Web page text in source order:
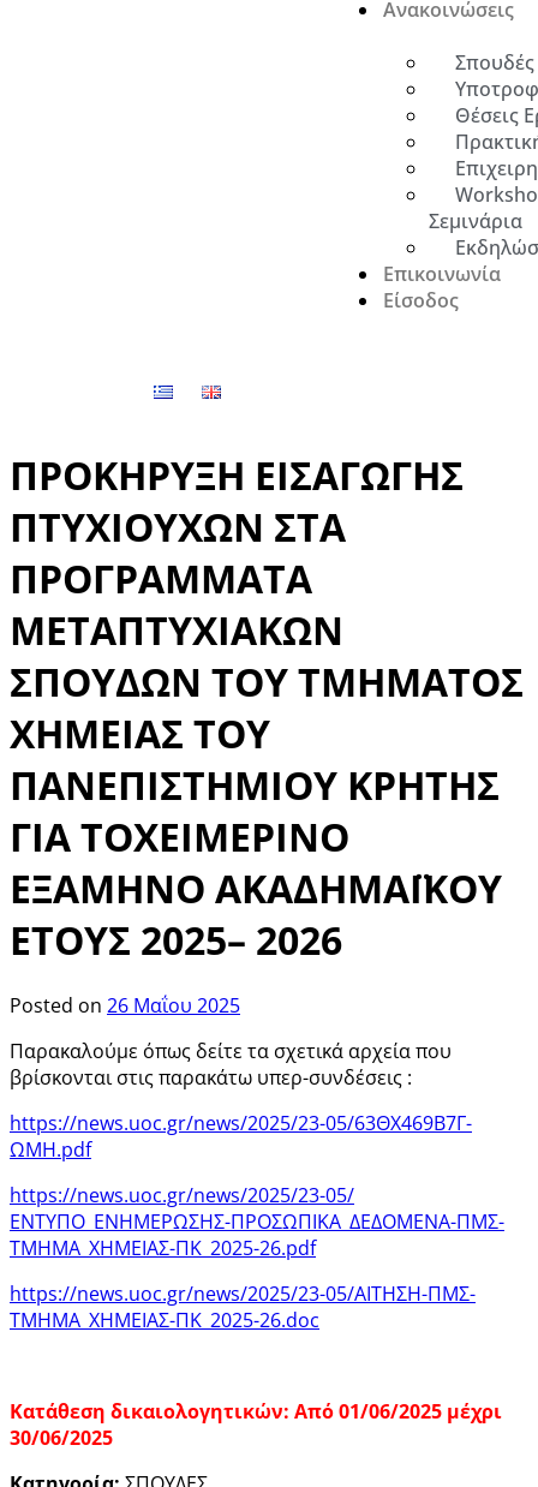
Ανακοινώσεις
Σπουδές
Θέσεις
Σεμινάρια
Επικοινωνία
Είσοδος
ΠΡΟΚΗΡΥΞΗ ΕΙΣΑΓΩΓΗΣ
ΠΤΥΧΙΟΥΧΩΝ ΣΤΑ
ΠΡΟΓΡΑΜΜAΤΑ
ΜΕΤΑΠΤΥΧΙΑΚΩΝ
ΣΠΟΥΔΩΝ ΤΟΥ ΤΜΗΜΑΤΟΣ
ΧΗΜΕΙΑΣ ΤΟΥ
ΠΑΝΕΠΙΣΤΗΜΙΟΥ ΚΡΗΤΗΣ
ΓΙΑ ΤΟΧΕΙΜΕΡΙΝΟ
ΕΞΑΜΗΝΟ ΑΚΑΔΗΜΑΪΚΟΥ
ΕΤΟΥΣ 2025– 2026
Posted on 26 Μαΐου 2025
Παρακαλούμε όπως δείτε τα σχετικά αρχεία που
βρίσκονται στις παρακάτω υπερ-συνδέσεις :
https://news.uoc.gr/news/2025/23-05/63ΘΧ469Β7Γ-
ΩΜΗ.pdf
https://news.uoc.gr/news/2025/23-05/
ΕΝΤΥΠΟ_ΕΝΗΜΕΡΩΣΗΣ-ΠΡΟΣΩΠΙΚΑ_ΔΕΔΟΜΕΝΑ-ΠΜΣ-
ΤΜΗΜΑ_ΧΗΜΕΙΑΣ-ΠΚ_2025-26.pdf
https://news.uoc.gr/news/2025/23-05/ΑΙΤΗΣΗ-ΠΜΣ-
ΤΜΗΜΑ_ΧΗΜΕΙΑΣ-ΠΚ_2025-26.doc
Κατάθεση δικαιολογητικών: Από 01/06/2025 μέχρι
30/06/2025